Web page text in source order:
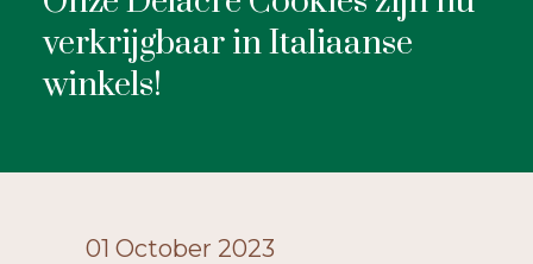
ACTUALITEIT
verkrijgbaar in Italiaanse
winkels!
01 October 2023